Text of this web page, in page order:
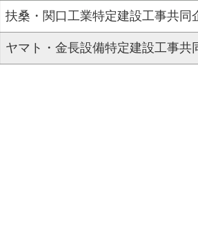
扶桑・関口工業特定建設工事共同
ヤマト・金長設備特定建設工事共